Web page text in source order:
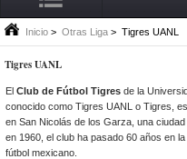
Inicio > Otras Liga > Tigres UANL
Tigres UANL
El Club de Fútbol Tigresde la
conocido como Tigres UANL o Tigres,
en San Nicolás de los Garza, una
en 1960, el club ha pasado 60 años en
fútbol mexicano.